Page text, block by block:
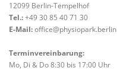
12099 Berlin-Tempelhof
Tel.:+49 30 85 40 71 30
E-Mail:office@physiopark.berlin
Terminvereinbarung:
Mo, Di & Do 8:30 bis 17:00 Uhr